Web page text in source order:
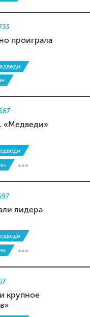
проиграла
«Медведи»
лидера
крупное